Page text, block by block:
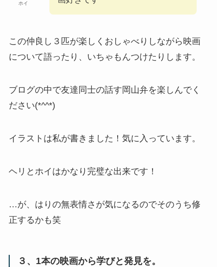
ホイ
この仲良し３匹が楽しくおしゃべりしながら映画
について語ったり、いちゃもんつけたりします。
ブログの中で友達同士の話す岡山弁を楽しんでく
ださい(*^^*)
イラストは私が書きました！気に入っています。
ヘリとホイはかなり完璧な出来です！
…が、はりの無表情さが気になるのでそのうち修
正するかも笑
３、1本の映画から学びと発見を。